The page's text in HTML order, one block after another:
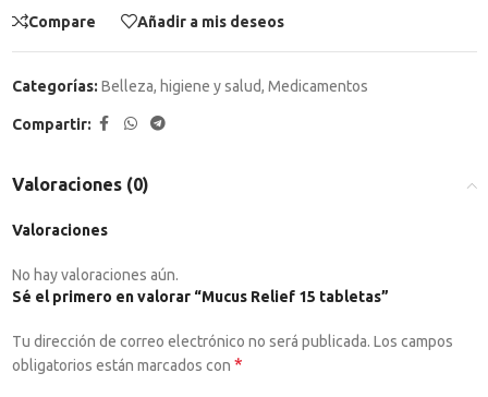
Compare Añadir a mis deseos
Categorías: Belleza, higiene y salud, Medicamentos
Compartir:
Valoraciones (0)
Valoraciones
No hay valoraciones aún.
Sé el primero en valorar “Mucus Relief 15 tabletas”
Tu dirección de correo electrónico no será publicada. Los campos
obligatorios están marcados con *